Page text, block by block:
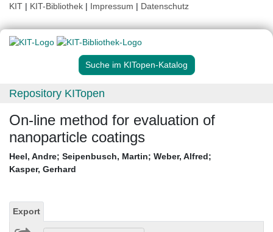
KIT | KIT-Bibliothek | Impressum | Datenschutz
Suche im KITopen-Katalog
Repository KITopen
On-line method for evaluation of
nanoparticle coatings
Heel, Andre; Seipenbusch, Martin; Weber, Alfred;
Kasper, Gerhard
Export